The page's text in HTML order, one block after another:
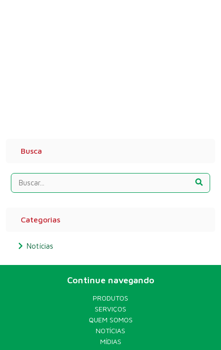
Busca
Categorias
Notícias
Continue navegando
PRODUTOS
SERVIÇOS
QUEM SOMOS
NOTÍCIAS
MÍDIAS